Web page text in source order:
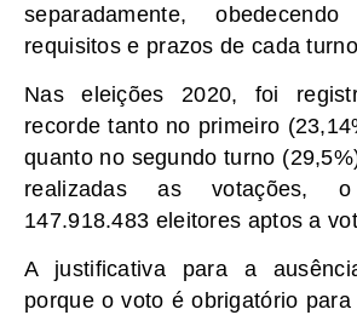
separadamente,
requisitos e prazos de cada
Nas eleições 2020, foi
recorde tanto no primeiro
quanto no segundo turno
realizadas as votações,
147.918.483 eleitores aptos a
A justificativa para a
porque o voto é obrigatório